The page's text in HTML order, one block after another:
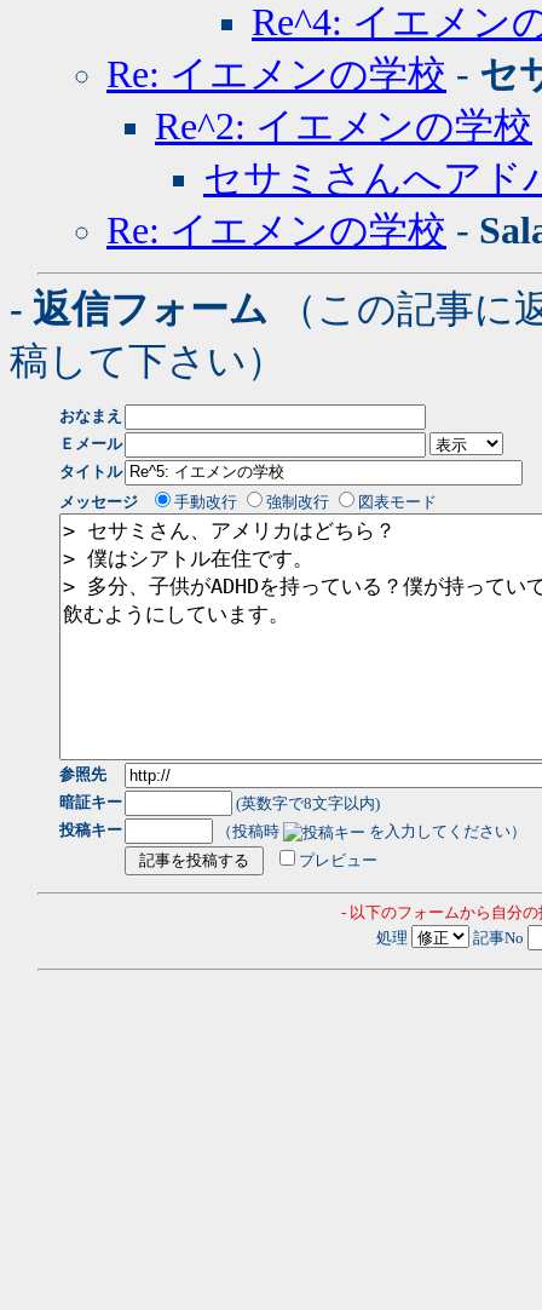
Re^4: イエメン
Re: イエメンの学校 - セ
Re^2: イエメンの学校
セサミさんへアド
Re: イエメンの学校 -
- 返信フォーム （この記事に
稿して下さい）
おなまえ
Ｅメール
タイトル
メッセージ
手動改行 強制改行 図表モード
参照先
暗証キー
(英数字で8文字以内)
投稿キー
（投稿時
を入力してください）
プレビュー
- 以下のフォームから自分
処理
記事No